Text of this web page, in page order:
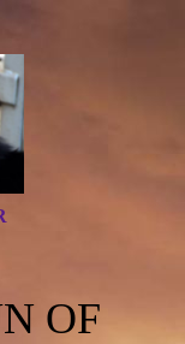
OF